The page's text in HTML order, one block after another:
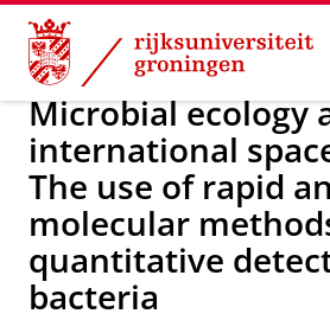
Skip
Content
Skip
Navigation
Over ons Actueel Nieuws
Microbial ecology
international
The use of rapid
molecular
quantitative
bacteria